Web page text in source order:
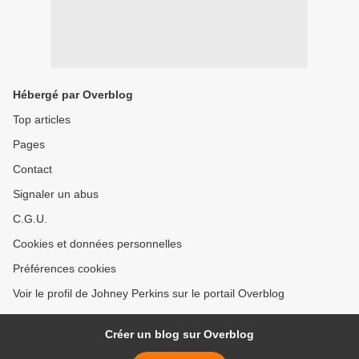
Hébergé par Overblog
Top articles
Pages
Contact
Signaler un abus
C.G.U.
Cookies et données personnelles
Préférences cookies
Voir le profil de Johney Perkins sur le portail Overblog
Créer un blog sur Overblog